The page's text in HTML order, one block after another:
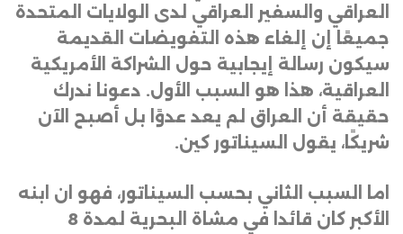
العراقي والسفير العراقي لدى الولايات المتحدة
جميعًا إن إلغاء هذه التفويضات القديمة
سيكون رسالة إيجابية حول الشراكة الأمريكية
العراقية، هذا هو السبب الأول. دعونا ندرك
حقيقة أن العراق لم يعد عدوًا بل أصبح الآن
شريكًا، يقول السيناتور كين.
اما السبب الثاني بحسب السيناتور، فهو ان ابنه
الأكبر كان قائدا في مشاة البحرية لمدة 8